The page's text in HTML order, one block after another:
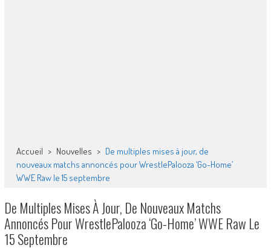
Accueil > Nouvelles > De multiples mises à jour, de
nouveaux matchs annoncés pour WrestlePalooza ‘Go-Home’
WWE Raw le 15 septembre
De Multiples Mises À Jour, De Nouveaux Matchs
Annoncés Pour WrestlePalooza ‘Go-Home’ WWE Raw Le
15 Septembre